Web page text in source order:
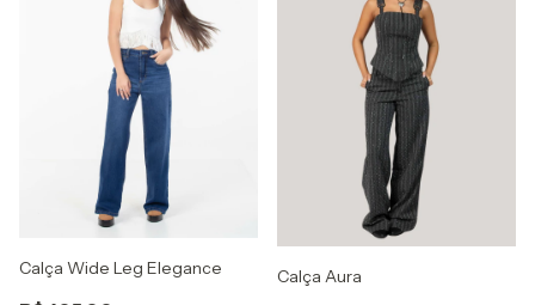
Calça Wide Leg Elegance Calça Aura